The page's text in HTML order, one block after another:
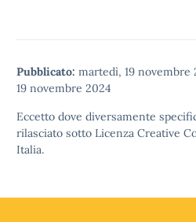
Pubblicato: martedì, 19 novembre
19 novembre 2024
Eccetto dove diversamente
rilasciato sotto Licenza Creative
Italia.